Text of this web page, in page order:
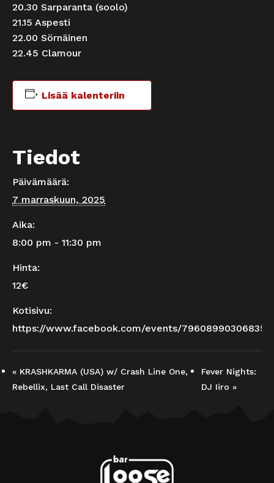
20.30 Sarparanta (soolo)
21.15 Aspesti
22.00 Sörnäinen
22.45 Clamour
Lisää kalenteriin
Tiedot
Päivämäärä:
7 marraskuun, 2025
Aika:
8:00 pm - 11:30 pm
Hinta:
12€
Kotisivu:
https://www.facebook.com/events/796089903068358
« KRASHKARMA (USA) w/ Crash Line One,
Rebellix, Last Call Disaster
Fever Nights:
DJ Iiro »